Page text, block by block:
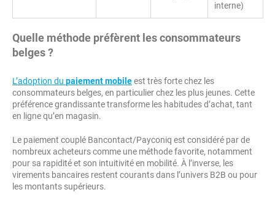
interne)
Quelle méthode préfèrent les consommateurs
belges ?
L’adoption du paiement mobileest très forte chez les
consommateurs belges, en particulier chez les plus jeunes. Cette
préférence grandissante transforme les habitudes d’achat, tant
en ligne qu’en magasin.
Le paiement couplé Bancontact/Payconiq est considéré par de
nombreux acheteurs comme une méthode favorite, notamment
pour sa rapidité et son intuitivité en mobilité. À l’inverse, les
virements bancaires restent courants dans l’univers B2B ou pour
les montants supérieurs.